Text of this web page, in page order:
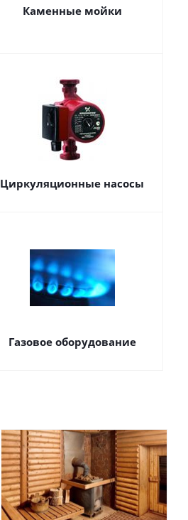
Каменные мойки
Циркуляционные насосы
Газовое оборудование